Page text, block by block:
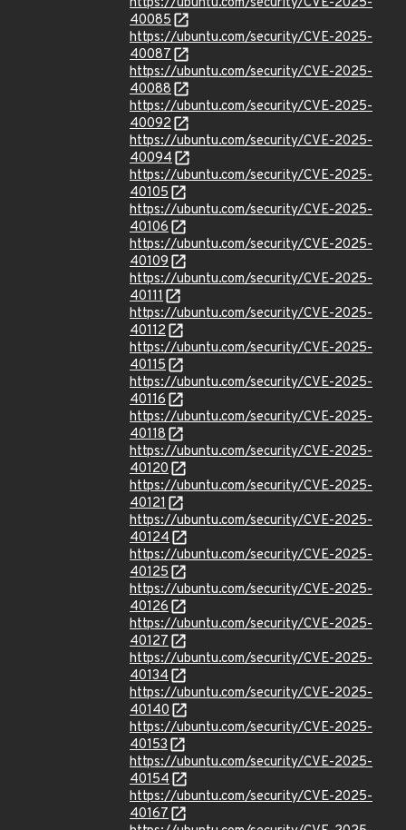
40085
https://ubuntu.com/security/CVE-2025-
40087
https://ubuntu.com/security/CVE-2025-
40088
https://ubuntu.com/security/CVE-2025-
40092
https://ubuntu.com/security/CVE-2025-
40094
https://ubuntu.com/security/CVE-2025-
40105
https://ubuntu.com/security/CVE-2025-
40106
https://ubuntu.com/security/CVE-2025-
40109
https://ubuntu.com/security/CVE-2025-
40111
https://ubuntu.com/security/CVE-2025-
40112
https://ubuntu.com/security/CVE-2025-
40115
https://ubuntu.com/security/CVE-2025-
40116
https://ubuntu.com/security/CVE-2025-
40118
https://ubuntu.com/security/CVE-2025-
40120
https://ubuntu.com/security/CVE-2025-
40121
https://ubuntu.com/security/CVE-2025-
40124
https://ubuntu.com/security/CVE-2025-
40125
https://ubuntu.com/security/CVE-2025-
40126
https://ubuntu.com/security/CVE-2025-
40127
https://ubuntu.com/security/CVE-2025-
40134
https://ubuntu.com/security/CVE-2025-
40140
https://ubuntu.com/security/CVE-2025-
40153
https://ubuntu.com/security/CVE-2025-
40154
https://ubuntu.com/security/CVE-2025-
40167